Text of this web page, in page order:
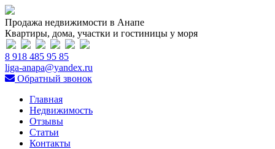
Продажа недвижимости в Анапе
Квартиры, дома, участки и гостиницы у моря
8 918 485 95 85
liga-anapa@yandex.ru
Обратный звонок
Главная
Недвижимость
Отзывы
Статьи
Контакты